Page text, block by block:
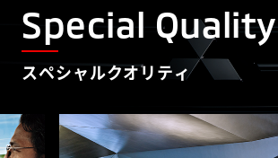
Special Quality
スペシャルクオリティ